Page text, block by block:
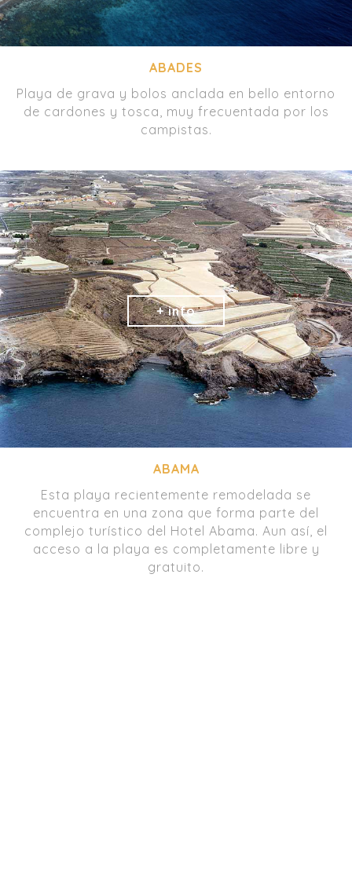
ABADES
Playa de grava y bolos anclada en bello entorno
de cardones y tosca, muy frecuentada por los
campistas.
ABAMA
Esta playa recientemente remodelada se
encuentra en una zona que forma parte del
complejo turístico del Hotel Abama. Aun así, el
acceso a la playa es completamente libre y
gratuito.